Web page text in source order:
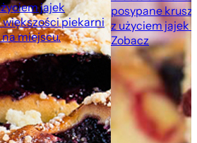
jajek
większości piekarni
miejscu.
posypane
z użyciem jajek
Zobacz